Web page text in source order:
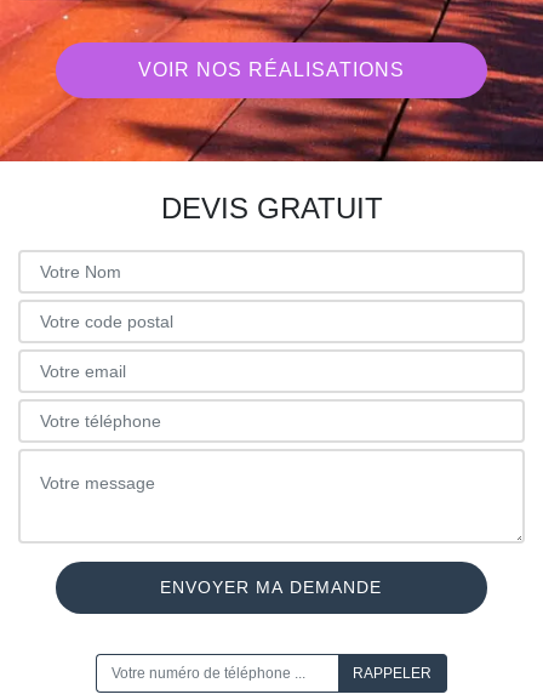
VOIR NOS RÉALISATIONS
DEVIS GRATUIT